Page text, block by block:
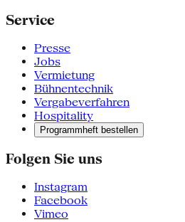
Service
Presse
Jobs
Vermietung
Bühnentechnik
Vergabeverfahren
Hospitality
Programmheft bestellen
Folgen Sie uns
Instagram
Facebook
Vimeo